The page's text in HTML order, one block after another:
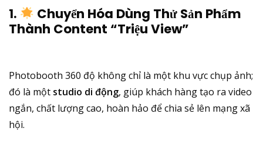
1.
Chuyển Hóa Dùng Thử Sản Phẩm
Thành Content “Triệu View”
Photobooth 360 độ không chỉ là một khu vực chụp ảnh;
đó là một studio di động, giúp khách hàng tạo ra video
ngắn, chất lượng cao, hoàn hảo để chia sẻ lên mạng xã
hội.